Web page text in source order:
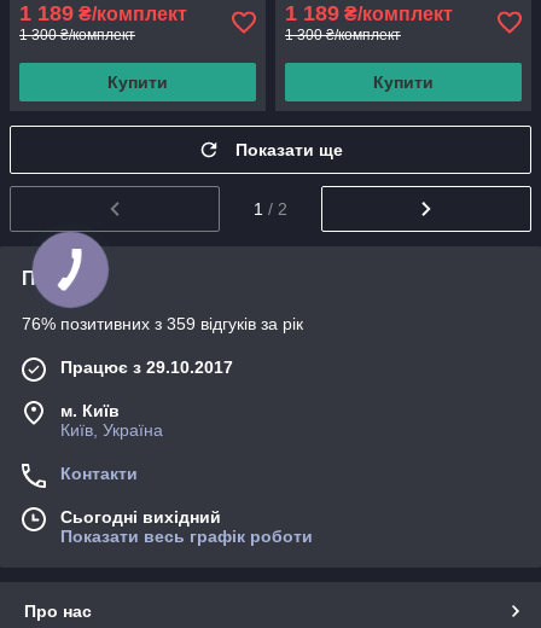
1 189 ₴/комплект
1 300 ₴/комплект
Купити
1 189 ₴/комплект
1 300 ₴/комплект
Купити
Показати ще
1 / 2
Про нас
76% позитивних з 359 відгуків за рік
Працює з 29.10.2017
м. Київ
Київ, Україна
Контакти
Сьогодні вихідний
Показати весь графік роботи
Про нас